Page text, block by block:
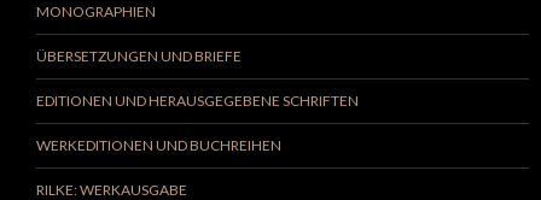
MONOGRAPHIEN
ÜBERSETZUNGEN UND BRIEFE
EDITIONEN UND HERAUSGEGEBENE SCHRIFTEN
WERKEDITIONEN UND BUCHREIHEN
RILKE: WERKAUSGABE